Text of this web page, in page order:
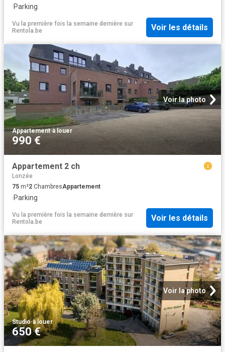
·Parking
Vu la première fois la semaine dernière sur
Rentola.be
Voir les détails
Voir la photo
Appartement·à louer
990 €
Appartement 2 ch
Lonzée
75 m²2 ChambresAppartement
·Parking
Vu la première fois la semaine dernière sur
Rentola.be
Voir les détails
Voir la photo
Studio·à louer
650 €